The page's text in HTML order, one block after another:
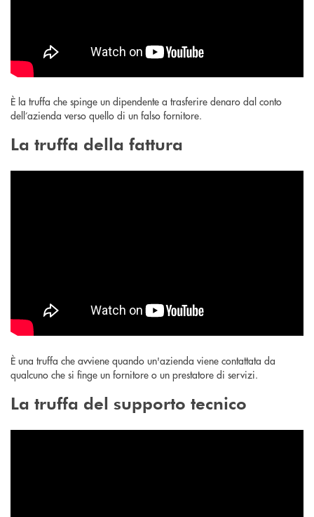
È la truffa che spinge un dipendente a trasferire denaro dal conto
dell’azienda verso quello di un falso fornitore.
La truffa della fattura
È una truffa che avviene quando un'azienda viene contattata da
qualcuno che si finge un fornitore o un prestatore di servizi.
La truffa del supporto tecnico